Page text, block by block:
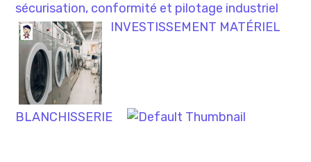
sécurisation, conformité et pilotage industriel
INVESTISSEMENT MATÉRIEL
BLANCHISSERIE